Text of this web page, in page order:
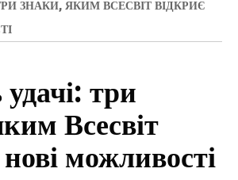
ЗНАКИ, ЯКИМ ВСЕСВІТ ВІДКРИЄ
три
Всесвіт
можливості